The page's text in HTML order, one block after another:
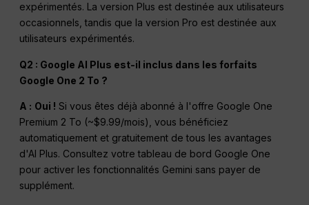
expérimentés. La version Plus est destinée aux utilisateurs
occasionnels, tandis que la version Pro est destinée aux
utilisateurs expérimentés.
Q2 : Google AI Plus est-il inclus dans les forfaits
Google One 2 To ?
A : Oui ! Si vous êtes déjà abonné à l'offre Google One
Premium 2 To (~$9.99/mois), vous bénéficiez
automatiquement et gratuitement de tous les avantages
d'AI Plus. Consultez votre tableau de bord Google One
pour activer les fonctionnalités Gemini sans payer de
supplément.